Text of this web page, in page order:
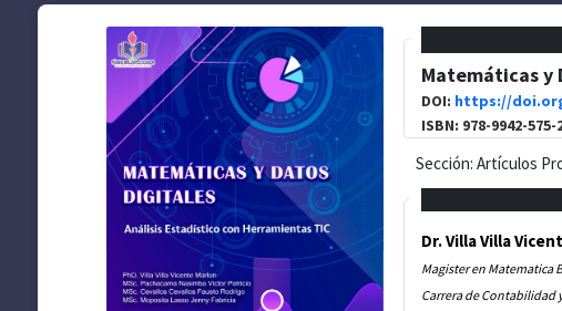
Matemáticas y
DOI: https://doi.org/
ISBN: 978-9942-575-
Sección: Artículos
Dr. Villa Villa
Magister en Matematica
Carrera de Contabilidad